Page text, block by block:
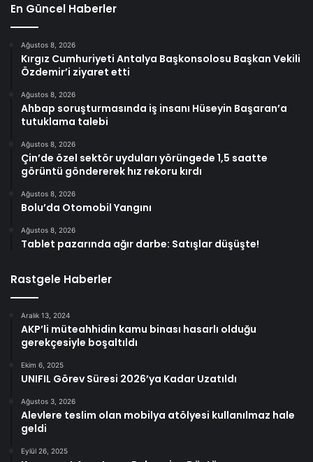
En Güncel Haberler
Ağustos 8, 2026
Kırgız Cumhuriyeti Antalya Başkonsolosu Başkan Vekili
Özdemir’i ziyaret etti
Ağustos 8, 2026
Ahbap soruşturmasında iş insanı Hüseyin Başaran’a
tutuklama talebi
Ağustos 8, 2026
Çin’de özel sektör uyduları yörüngede 1,5 saatte
görüntü göndererek hız rekoru kırdı
Ağustos 8, 2026
Bolu’da Otomobil Yangını
Ağustos 8, 2026
Tablet pazarında ağır darbe: Satışlar düşüşte!
Rastgele Haberler
Aralık 13, 2024
AKP’li müteahhidin kamu binası hasarlı olduğu
gerekçesiyle boşaltıldı
Ekim 6, 2025
UNIFIL Görev Süresi 2026’ya Kadar Uzatıldı
Ağustos 3, 2026
Alevlere teslim olan mobilya atölyesi kullanılmaz hale
geldi
Eylül 26, 2025